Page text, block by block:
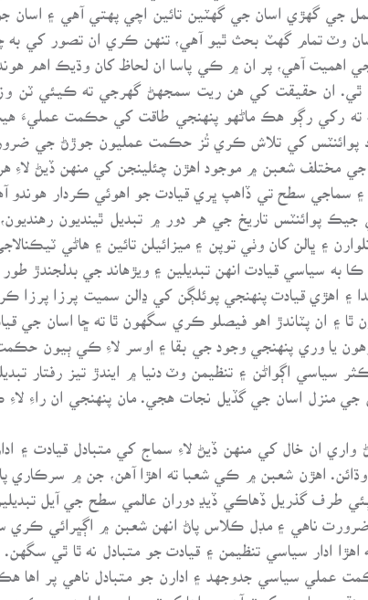
جي گهڙي اسان جي گهٽين تائين اچي پهتي آهي ۽ اسان
وٽ تمام گهٽ بحث ٿيو آهي، تنهن ڪري ان تصور کي
اهميت آهي، پر ان ۾ ڪي پاسا ان لحاظ کان وڌيڪ اهم
ان حقيقت کي هن ريت سمجهڻ گهرجي ته ڪيئي ٽن
رکي رڳو هڪ ماڻهو پنهنجي طاقت کي حڪمت عمليءَ
کي تلاش ڪري تُز حڪمت عمليون جوڙڻ جي
جي مختلف شعبن ۾ موجود اهڙن چئلينجن کي منهن ڏيڻ
سماجي سطح تي ڏاهپ ڀري قيادت جو اهوئي ڪردار هوندو
پوائنٽس تاريخ جي هر دور ۾ تبديل ٿينديون
۽ ڀالن کان وٺي توپن ۽ ميزائيلن تائين ۽ هاڻي
به سياسي قيادت انهن تبديلين ۽ ويڙهاند جي بدلجندڙ طور
۽ اهڙي قيادت پنهنجي پوئلڳن کي ڍالن سميت پرزا پرزا
ٿا ۽ ان پٽاندڙ اهو فيصلو ڪري سگهون ٿا ته ڇا اسان جي
يا وري پنهنجي وجود جي بقا ۽ اوسر لاءِ ڪي ٻيون
سياسي اڳواڻن ۽ تنظيمن وٽ دنيا ۾ ايندڙ تيز رفتار
منزل اسان جي گڏيل نجات هجي. مان پنهنجي ان راءِ
واري ان خال کي منهن ڏيڻ لاءِ سماج کي متبادل قيادت
اهڙن شعبن ۾ ڪي شعبا ته اهڙا آهن، جن ۾ سرڪاري
طرف گذريل ڏهاڪي ڏيڍ دوران عالمي سطح جي آيل
ناهي ۽ مڊل ڪلاس پاڻ انهن شعبن ۾ اڳڀرائي ڪري
ادار سياسي تنظيمن ۽ قيادت جو متبادل نه ٿا ٿي
عملي سياسي جدوجهد ۽ ادارن جو متبادل ناهي پر اها
سماج ۾ کوٽ آهي ۽ اها کوٽ سياسي ادارن جي